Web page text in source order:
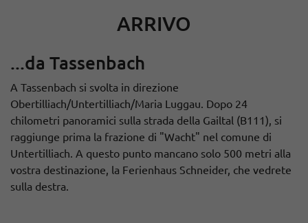
ARRIVO
...da Tassenbach
A Tassenbach si svolta in direzione
Obertilliach/Untertilliach/Maria Luggau. Dopo 24
chilometri panoramici sulla strada della Gailtal (B111), si
raggiunge prima la frazione di "Wacht" nel comune di
Untertilliach. A questo punto mancano solo 500 metri alla
vostra destinazione, la Ferienhaus Schneider, che vedrete
sulla destra.